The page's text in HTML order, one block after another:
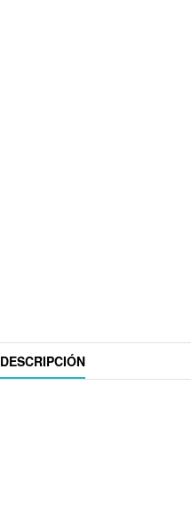
DESCRIPCIÓN